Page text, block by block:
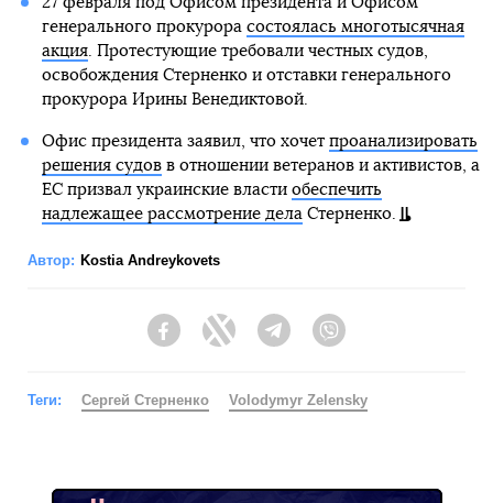
генерального прокурора состоялась многотысячная
акция. Протестующие требовали честных судов,
освобождения Стерненко и отставки генерального
прокурора Ирины Венедиктовой.
Офис президента заявил, что хочет проанализировать
решения судовв отношении ветеранов и активистов, а
ЕС призвал украинские власти обеспечить
надлежащее рассмотрение дела Стерненко.
Автор: Kostia Andreykovets
FacebookTwitter Telegram
Теги: Сергей Стерненко Volodymyr Zelensky